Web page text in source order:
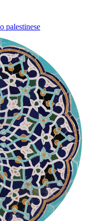
palestinese